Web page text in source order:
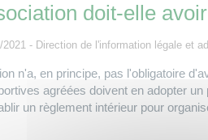
doit-elle
- Direction de l'information légale et
n'a, en principe, pas l'obligatoire
agréées doivent en adopter
un règlement intérieur pour